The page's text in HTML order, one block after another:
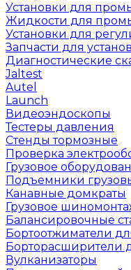
Установки для
Жидкости для
Установки для
Запчасти для
Диагностические
Jaltest
Autel
Launch
Видеоэндоскопы
Тестеры давления
Стенды тормозные
Проверка
Грузовое
Подъемники
Канавные домкраты
Грузовое
Балансировочные
Бортоотжиматели
Борторасширители
Вулканизаторы